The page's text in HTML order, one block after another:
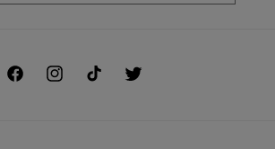
FacebookInstagramTikTok Twitter